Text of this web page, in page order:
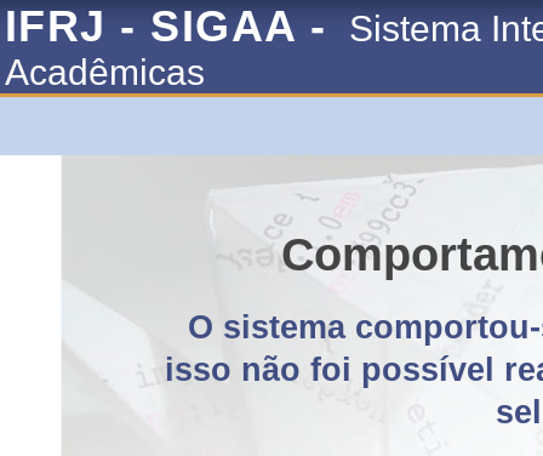
IFRJ - SIGAA -
Sistema
Acadêmicas
O sistema
isso não foi possível